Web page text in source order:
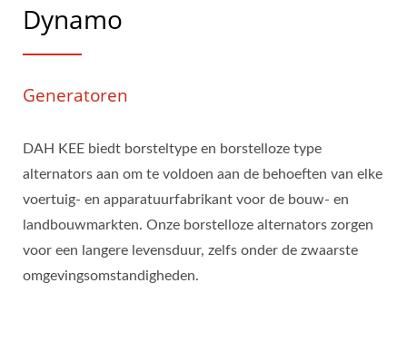
Dynamo
Generatoren
DAH KEE biedt borsteltype en borstelloze type
alternators aan om te voldoen aan de behoeften van elke
voertuig- en apparatuurfabrikant voor de bouw- en
landbouwmarkten. Onze borstelloze alternators zorgen
voor een langere levensduur, zelfs onder de zwaarste
omgevingsomstandigheden.